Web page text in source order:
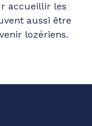
accueillir les
aussi être
lozériens.